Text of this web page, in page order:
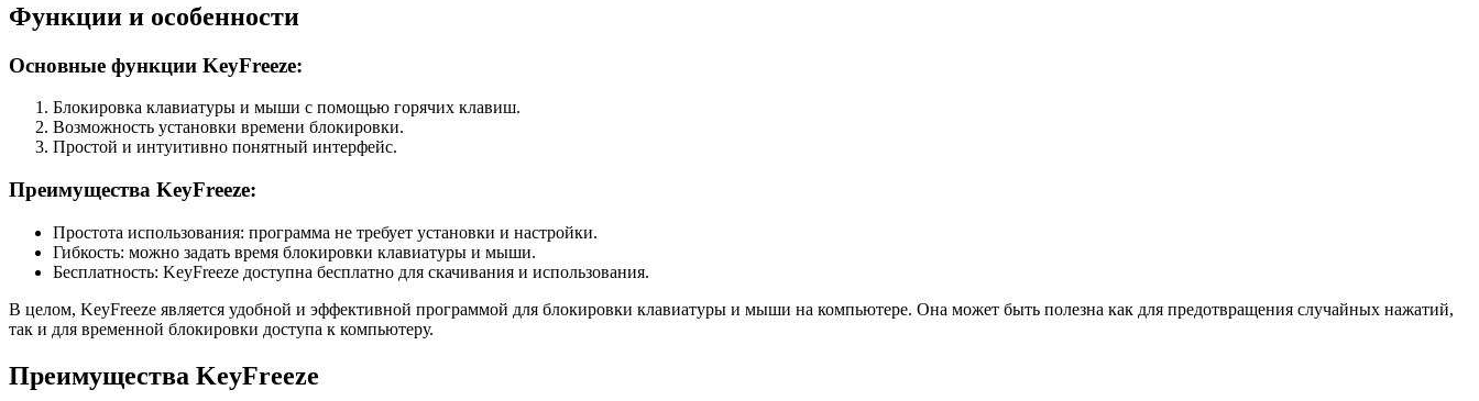
Функции и особенности
Основные функции KeyFreeze:
Блокировка клавиатуры и мыши с помощью горячих клавиш.
Возможность установки времени блокировки.
Простой и интуитивно понятный интерфейс.
Преимущества KeyFreeze:
Простота использования: программа не требует установки и настройки.
Гибкость: можно задать время блокировки клавиатуры и мыши.
Бесплатность: KeyFreeze доступна бесплатно для скачивания и использования.
В целом, KeyFreeze является удобной и эффективной программой для блокировки клавиатуры и мыши на компьютере. Она может быть полезна как для предотвращения случайных нажатий,
так и для временной блокировки доступа к компьютеру.
Преимущества KeyFreeze